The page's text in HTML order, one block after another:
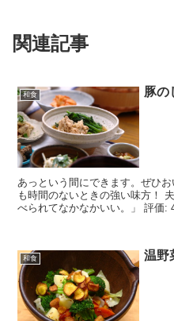
関連記事
和食 豚の
あっという間にできます。ぜひ
も時間のないときの強い味方！
べられてなかなかいい。」 評価:
和食 温野